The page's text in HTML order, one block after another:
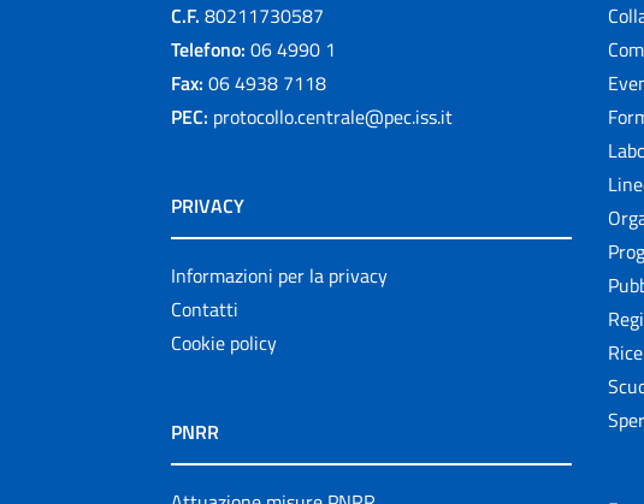
C.F. 80211730587
Telefono: 06 4990 1
Fax: 06 4938 7118
PEC: protocollo.centrale@pec.iss.it
PRIVACY
Informazioni per la privacy
Contatti
Cookie policy
PNRR